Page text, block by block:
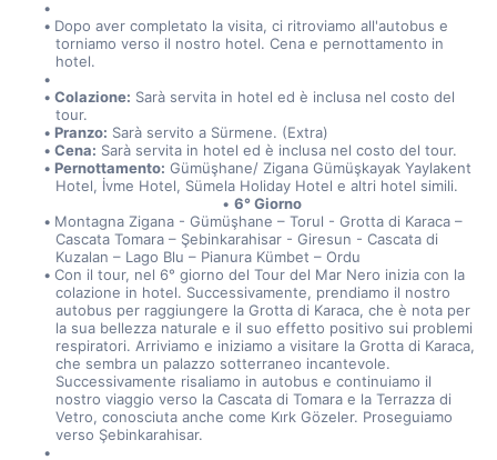
Dopo aver completato la visita, ci ritroviamo all'autobus e
torniamo verso il nostro hotel. Cena e pernottamento in
hotel.
Colazione: Sarà servita in hotel ed è inclusa nel costo del
tour.
Pranzo: Sarà servito a Sürmene. (Extra)
Cena: Sarà servita in hotel ed è inclusa nel costo del tour.
Pernottamento: Gümüşhane/ Zigana Gümüşkayak Yaylakent
Hotel, İvme Hotel, Sümela Holiday Hotel e altri hotel simili.
6° Giorno
Montagna Zigana - Gümüşhane – Torul - Grotta di Karaca –
Cascata Tomara – Şebinkarahisar - Giresun - Cascata di
Kuzalan – Lago Blu – Pianura Kümbet – Ordu
Con il tour, nel 6° giorno del Tour del Mar Nero inizia con la
colazione in hotel. Successivamente, prendiamo il nostro
autobus per raggiungere la Grotta di Karaca, che è nota per
la sua bellezza naturale e il suo effetto positivo sui problemi
respiratori. Arriviamo e iniziamo a visitare la Grotta di Karaca,
che sembra un palazzo sotterraneo incantevole.
Successivamente risaliamo in autobus e continuiamo il
nostro viaggio verso la Cascata di Tomara e la Terrazza di
Vetro, conosciuta anche come Kırk Gözeler. Proseguiamo
verso Şebinkarahisar.